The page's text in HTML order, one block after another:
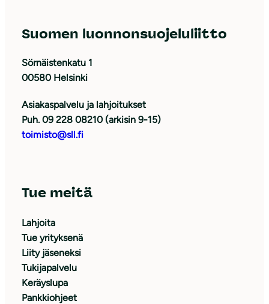
Suomen luonnonsuojeluliitto
Sörnäistenkatu 1
00580 Helsinki
Asiakaspalvelu ja lahjoitukset
Puh. 09 228 08210 (arkisin 9-15)
toimisto@sll.fi
Tue meitä
Lahjoita
Tue yrityksenä
Liity jäseneksi
Tukijapalvelu
Keräyslupa
Pankkiohjeet